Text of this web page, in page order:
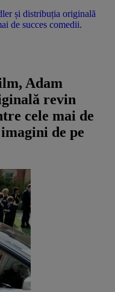
și distribuția originală
de succes comedii.
Adam
revin
cele mai de
de pe